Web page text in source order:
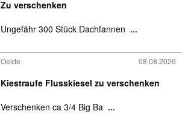
Zu verschenken
Ungefähr 300 Stück Dachfannen ...
Oelde 08.08.2026
Kiestraufe Flusskiesel zu verschenken
Verschenken ca 3/4 Big Ba ...